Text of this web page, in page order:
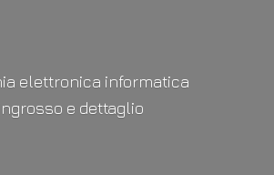
elettronica informatica
e dettaglio